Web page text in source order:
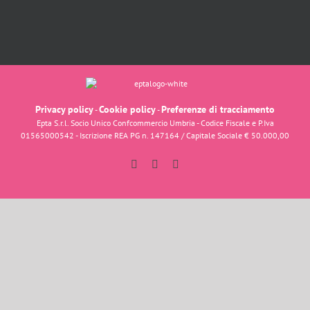
Privacy policy-Cookie policy-Preferenze di tracciamento
Epta S.r.l. Socio Unico Confcommercio Umbria - Codice Fiscale e P.Iva
01565000542 - Iscrizione REA PG n. 147164 / Capitale Sociale € 50.000,00
FacebookInstagram